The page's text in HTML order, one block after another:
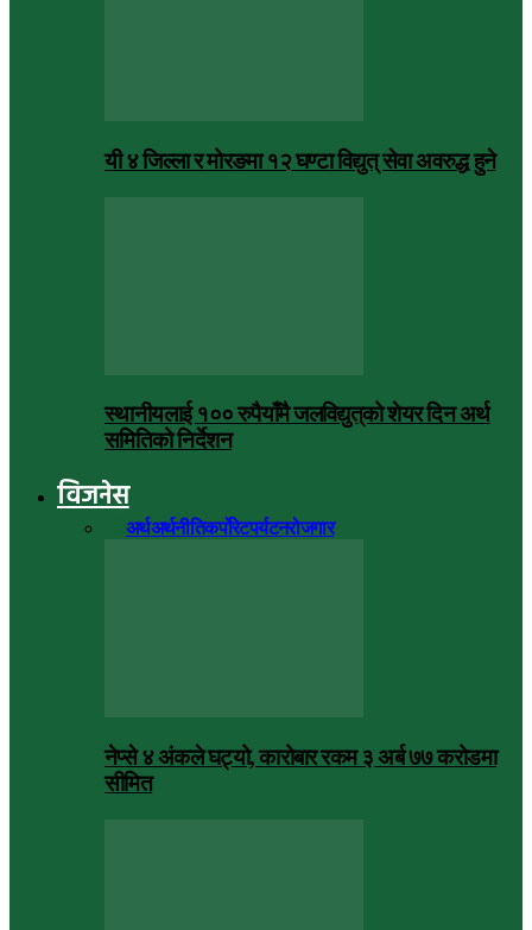
यी ४ जिल्ला र मोरङमा १२ घण्टा विद्युत् सेवा अवरुद्ध हुने
स्थानीयलाई १०० रुपैयाँमै जलविद्युत्‌को शेयर दिन अर्थ
समितिको निर्देशन
विजनेस
अर्थअर्थनीतिकर्पोरेटपर्यटनरोजगार
नेप्से ४ अंकले घट्यो, कारोबार रकम ३ अर्ब ७७ करोडमा
सीमित